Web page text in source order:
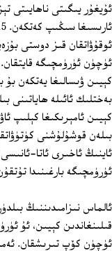
ئۇيغۇر يىگىتى ناھايىتى
ئوقۇۋاتقان قىز دوستى
ئۈچۈن ئۈرۈمچىگە
كېيىن ۋىسالىغا يەتكەن
بەختلىك ئائىلە ھاياتىنى
كېيىن ئامېرىكىغا كېلىپ
ئاينىڭ ئاخىرى ئاتا-
ئۈرۈمچىگە بارغىنىدا
ئالماس نىزامىدىننىڭ
قىلىنغاندىن كېيىن، ئۇ